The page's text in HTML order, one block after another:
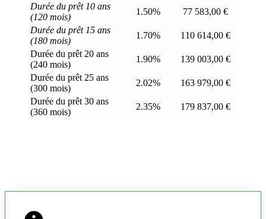
Durée du prêt 10 ans
(120 mois)
1.50%
77 583,00 €
Durée du prêt 15 ans
(180 mois)
1.70%
110 614,00 €
Durée du prêt 20 ans
(240 mois)
1.90%
139 003,00 €
Durée du prêt 25 ans
(300 mois)
2.02%
163 979,00 €
Durée du prêt 30 ans
(360 mois)
2.35% 179 837,00 €